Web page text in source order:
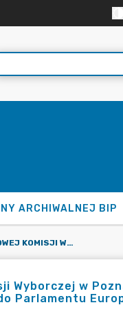
ARCHIWALNEJ BIP
OBWIESZCZENIE OKRĘGOWEJ KOMISJI WYBORCZEJ W POZNANIU Z DNIA 13 MAJA 2024 R. O ZAREJESTROWANYCH LISTACH KANDYDATÓW NA POSŁÓW DO PARLAMENTU EUROPEJSKIEGO W OKRĘGU WYBORCZYM NR 7
Wyborczej w
Parlamentu